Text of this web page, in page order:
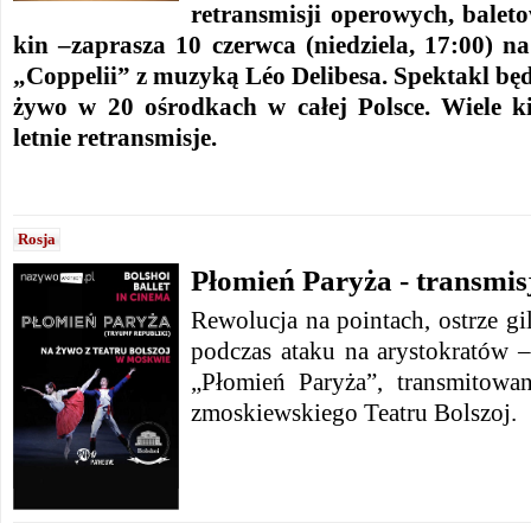
retransmisji operowych,
kin –zaprasza 10 czerwca (niedziela, 17:00)
„Coppelii” z muzyką Léo Delibesa. Spektakl
żywo w 20 ośrodkach w całej Polsce. Wiele
letnie retransmisje.
Rosja
Płomień Paryża -
Rewolucja na pointach, ostrze
podczas ataku na arystokratów
„Płomień Paryża”,
zmoskiewskiego Teatru Bolszoj.